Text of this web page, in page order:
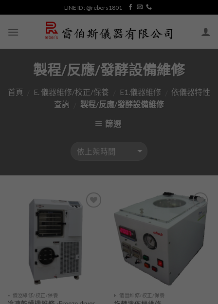
content
LINE ID : @rebers1801
製程/反應/發酵設備維修
首頁 E. 儀器維修/校正/保養 E1.儀器維修
依儀器特性
查詢
製程/反應/發酵設備維修
篩選
E. 儀器維修/校正/保養
加入
「願
望清
單」
E. 儀器維修/校正/保養